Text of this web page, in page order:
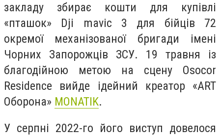
закладу збирає кошти для купівлі
«пташок» Dji mavic 3 для бійців 72
окремої механізованої бригади імені
Чорних Запорожців ЗСУ. 19 травня із
благодійною метою на сцену Osocor
Residence вийде ідейний креатор «ART
Оборона» MONATIK.
У серпні 2022-го його виступ довелося